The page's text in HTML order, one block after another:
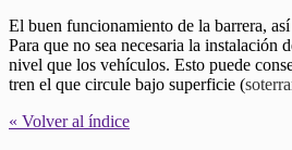
El buen funcionamiento de la barrera,
Para que no sea necesaria la instalación
nivel que los vehículos. Esto puede
tren el que circule bajo superficie (
« Volver al índice